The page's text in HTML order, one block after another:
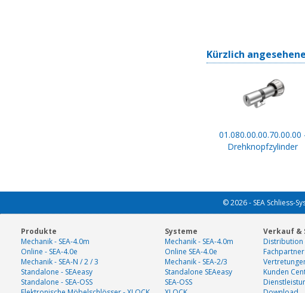
Kürzlich
01.080.00.00.70.00.00
Drehknopfzylinder
© 2026 - SEA Schliess-
Produkte
Mechanik - SEA-4.0m
Online - SEA-4.0e
Mechanik - SEA-N / 2 / 3
Standalone - SEAeasy
Standalone - SEA-OSS
Systeme
Mechanik - SEA-4.0m
Online SEA-4.0e
Mechanik - SEA-2/3
Standalone SEAeasy
SEA-OSS
Verkauf &
Distribution
Kunden